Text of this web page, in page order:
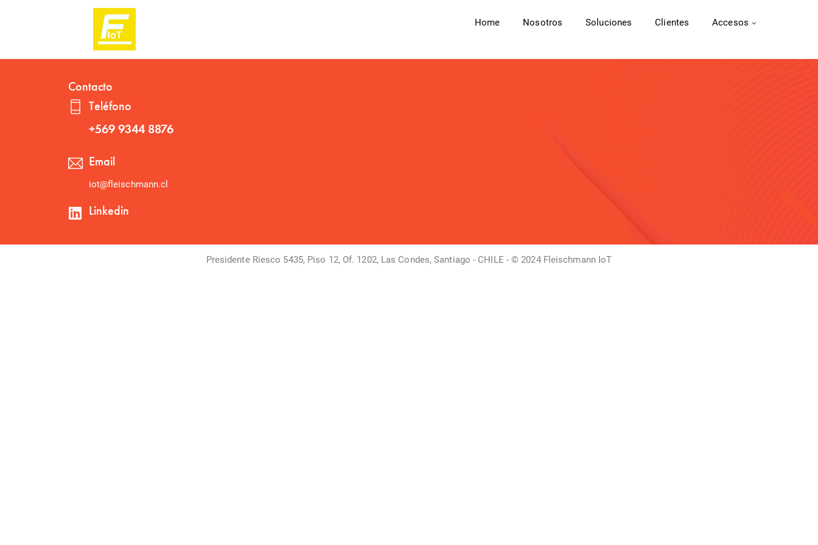
Home Nosotros Soluciones Clientes Accesos
Contacto
Teléfono
+569 9344 8876
Email
iot@fleischmann.cl
Linkedin
Presidente Riesco 5435, Piso 12, Of. 1202, Las Condes, Santiago - CHILE - © 2024 Fleischmann IoT